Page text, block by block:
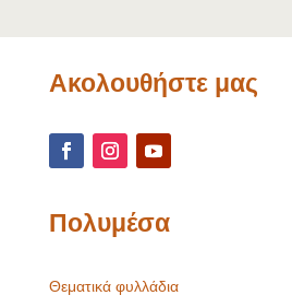
Ακολουθήστε μας
Πολυμέσα
Θεματικά φυλλάδια